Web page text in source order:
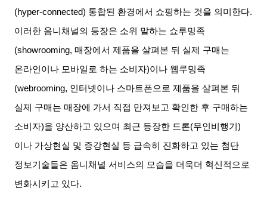
(hyper-connected) 통합된 환경에서 쇼핑하는 것을 의미한다.
이러한 옴니채널의 등장은 소위 말하는 쇼루밍족
(showrooming,매장에서 제품을 살펴본 뒤 실제 구매는
온라인이나 모바일로 하는 소비자)이나 웹루밍족
(webrooming, 인터넷이나 스마트폰으로 제품을 살펴본 뒤
실제 구매는 매장에 가서 직접 만져보고 확인한 후 구매하는
소비자)을 양산하고 있으며 최근 등장한 드론(무인비행기)
이나 가상현실 및 증강현실 등 급속히 진화하고 있는 첨단
정보기술들은 옴니채널 서비스의 모습을 더욱더 혁신적으로
변화시키고 있다.